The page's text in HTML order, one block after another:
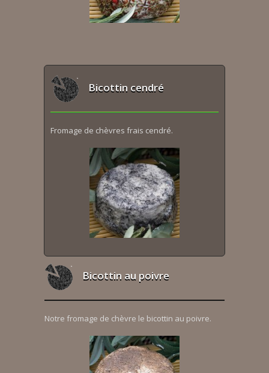
Bicottin cendré
Fromage de chèvres frais cendré.
Bicottin au poivre
Notre fromage de chèvre le bicottin au poivre.